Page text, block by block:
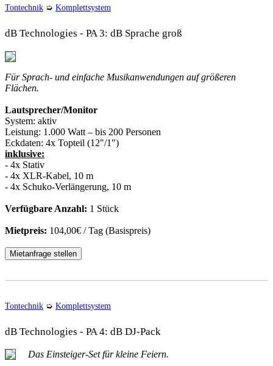
Tontechnik ➭ Komplettsystem
dB Technologies - PA 3: dB Sprache groß
Für Sprach- und einfache Musikanwendungen auf größeren
Flächen.
Lautsprecher/Monitor
System: aktiv
Leistung: 1.000 Watt – bis 200 Personen
Eckdaten: 4x Topteil (12"/1")
inklusive:
- 4x Stativ
- 4x XLR-Kabel, 10 m
- 4x Schuko-Verlängerung, 10 m
Verfügbare Anzahl: 1 Stück
Mietpreis: 104,00€ / Tag (Basispreis)
Mietanfrage stellen
Tontechnik ➭ Komplettsystem
dB Technologies - PA 4: dB DJ-Pack
Das Einsteiger-Set für kleine Feiern.